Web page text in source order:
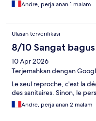
Andre, perjalanan 1 malam
Ulasan terverifikasi
8/10 Sangat bagus
10 Apr 2026
Terjemahkan dengan
Le seul reproche, c'est la
des sanitaires. Sinon, le
Andre, perjalanan 2 malam